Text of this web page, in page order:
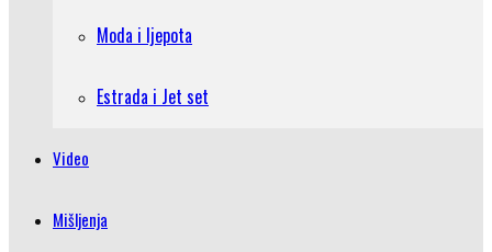
Moda i ljepota
Estrada i Jet set
Video
Mišljenja